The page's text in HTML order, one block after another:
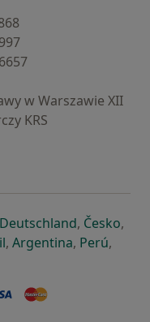
w Warszawie XII
KRS
karcie
w nowej karcie
się w nowej
Deutschlandotwiera się
, Česko,
nowej karcie
się w nowej karcie
otwiera się w nowej
, Argentinaotwiera się
, Perú,